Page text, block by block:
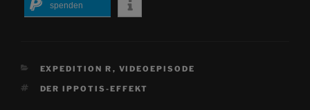
spenden
KATEGORIEN
EXPEDITION R , VIDEOEPISODE
SCHLAGWÖRTER
DER IPPOTIS-EFFEKT